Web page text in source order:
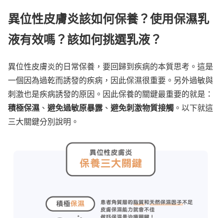
異位性皮膚炎該如何保養？使用保濕乳
液有效嗎？該如何挑選乳液？
異位性皮膚炎的日常保養，要回歸到疾病的本質思考。這是
一個因為過乾而誘發的疾病，因此保濕很重要。另外過敏與
刺激也是疾病誘發的原因。因此保養的關鍵最重要的就是：
積極保濕 、 避免過敏原暴露 、 避免刺激物質接觸 。以下就這
三大關鍵分別說明。